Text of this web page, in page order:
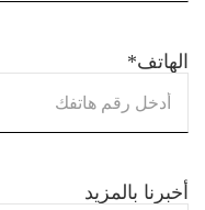
الهاتف*
أخبرنا بالمزيد